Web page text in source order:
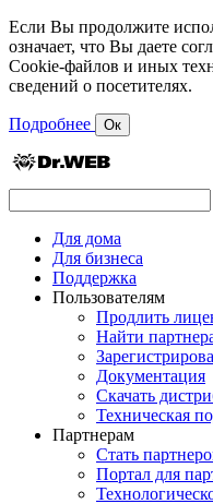
Если Вы продолжите
означает, что Вы даете
Cookie-файлов и иных
сведений о посетителях.
Подробнее Ок
Для дома
Для бизнеса
Поддержка
Пользователям
Продлить
Найти
Документация
Скачать
Техническая
Партнерам
Стать
Портал для